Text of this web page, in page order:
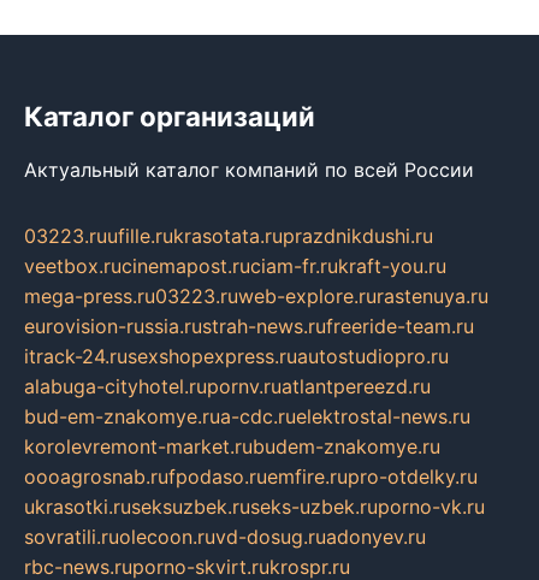
Каталог организаций
Актуальный каталог компаний по всей России
03223.ruufille.rukrasotata.ruprazdnikdushi.ru
veetbox.rucinemapost.ruciam-fr.rukraft-you.ru
mega-press.ru03223.ruweb-explore.rurastenuya.ru
eurovision-russia.rustrah-news.rufreeride-team.ru
itrack-24.rusexshopexpress.ruautostudiopro.ru
alabuga-cityhotel.rupornv.ruatlantpereezd.ru
bud-em-znakomye.rua-cdc.ruelektrostal-news.ru
korolevremont-market.rubudem-znakomye.ru
oooagrosnab.rufpodaso.ruemfire.rupro-otdelky.ru
ukrasotki.ruseksuzbek.ruseks-uzbek.ruporno-vk.ru
sovratili.ruolecoon.ruvd-dosug.ruadonyev.ru
rbc-news.ruporno-skvirt.rukrospr.ru